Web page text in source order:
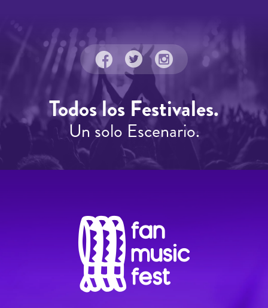
Todos los Festivales.
Un solo Escenario.